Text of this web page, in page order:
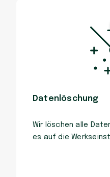
Datenlöschung
Wir löschen alle
es auf die